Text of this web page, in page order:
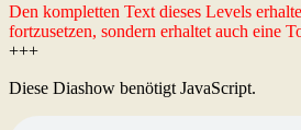
Den kompletten Text dieses Levels
fortzusetzen, sondern erhaltet auch eine
+++
Diese Diashow benötigt JavaScript.